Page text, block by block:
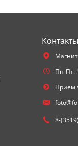
Контакты
Пн-Пт:
Прием
8-